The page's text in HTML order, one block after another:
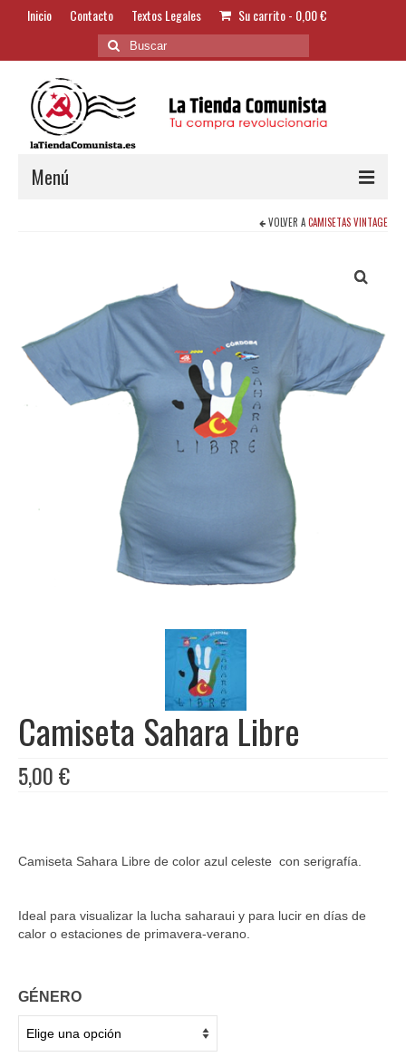
Inicio Contacto Textos Legales Su carrito- 0,00€
Buscar
por:
Menú
Textil y Accesorios
Bordados
Banderas
Libros
Ofertas y lotes descuento
VOLVER ACAMISETAS VINTAGE
Camiseta Sahara Libre
5,00€
Camiseta Sahara Libre de color azul celeste con serigrafía.
Ideal para visualizar la lucha saharaui y para lucir en días de
calor o estaciones de primavera-verano.
GÉNERO